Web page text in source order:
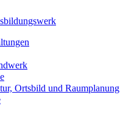
Ortsbild und Raumplanung